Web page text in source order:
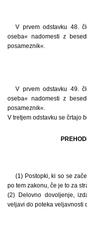
V prvem odstavku 48.
oseba« nadomesti z
posameznik«.
V prvem odstavku 49.
oseba« nadomesti z
posameznik«.
V tretjem odstavku se črtajo
(1) Postopki, ki so se
po tem zakonu, če je to za
(2) Delovno dovoljenje,
veljavi do poteka veljavnosti